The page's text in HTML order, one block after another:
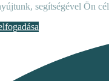
segítségével Ön